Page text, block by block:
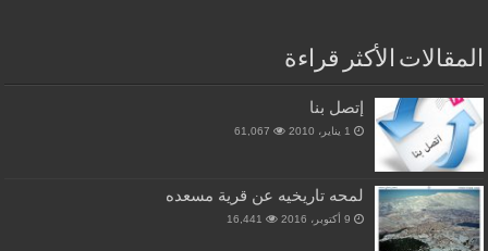
المقالات الأكثر قراءة
إتصل بنا
1 يناير، 2010 61,067
لمحه تاريخيه عن قرية مسعده
9 أكتوبر، 2016 16,441